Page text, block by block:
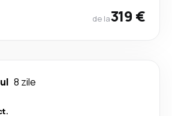
de la319 €
8 zile